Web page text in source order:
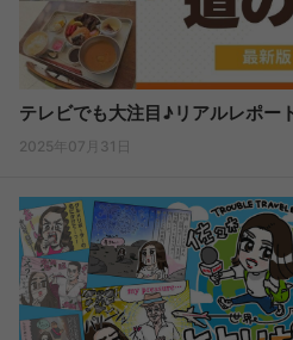
テレビでも大注目♪リアルレポー
2025年07月31日